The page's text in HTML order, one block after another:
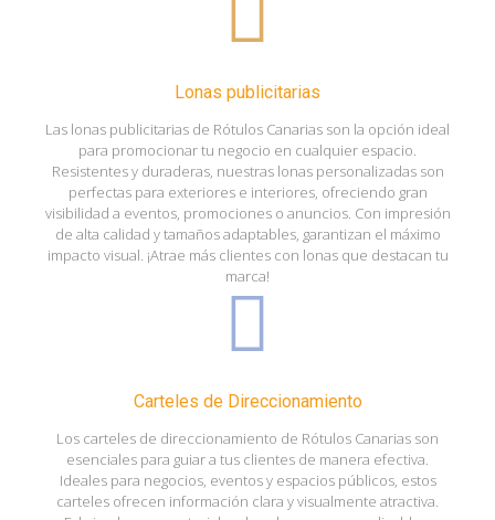
Lonas publicitarias
Las lonas publicitarias de Rótulos Canarias son la opción ideal
para promocionar tu negocio en cualquier espacio.
Resistentes y duraderas, nuestras lonas personalizadas son
perfectas para exteriores e interiores, ofreciendo gran
visibilidad a eventos, promociones o anuncios. Con impresión
de alta calidad y tamaños adaptables, garantizan el máximo
impacto visual. ¡Atrae más clientes con lonas que destacan tu
marca!
Carteles de Direccionamiento
Los carteles de direccionamiento de Rótulos Canarias son
esenciales para guiar a tus clientes de manera efectiva.
Ideales para negocios, eventos y espacios públicos, estos
carteles ofrecen información clara y visualmente atractiva.